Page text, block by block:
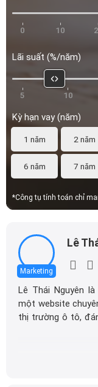
0 10
Lãi suất (%/năm)
5 10
Kỳ hạn vay (năm)
1 năm 2 năm
6 năm 7 năm
*Công tụ tính toán chỉ
Marketing
Lê
Lê Thái Nguyên
một website
thị trường ô tô,
DailyXe trở